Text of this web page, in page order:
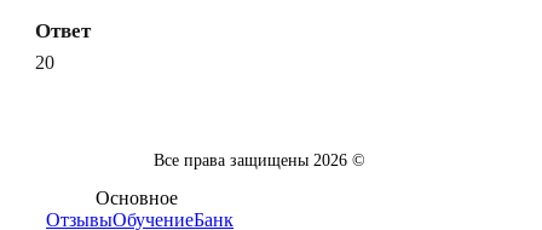
Ответ
20
Все права защищены 2026 ©
Основное
ОтзывыОбучениеБанк